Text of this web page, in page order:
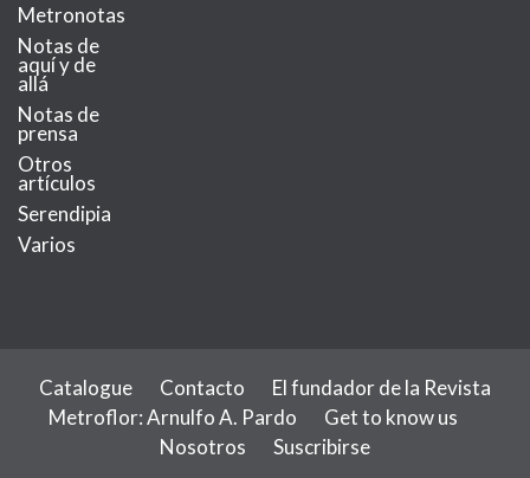
Metronotas
Notas de
aquí y de
allá
Notas de
prensa
Otros
artículos
Serendipia
Varios
Catalogue Contacto
El fundador de la Revista
Metroflor: Arnulfo A. Pardo
Get to know us
Nosotros
Suscribirse